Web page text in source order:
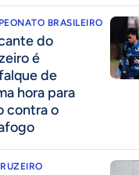
BRASILEIRO
do
é
de
hora para
contra o